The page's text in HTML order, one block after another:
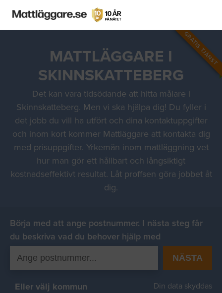
GRATIS TJÄNST
MATTLÄGGARE I
SKINNSKATTEBERG
Det kan vara tidsödande att hitta målare i
Skinnskatteberg. Men vi ska hjälpa dig! Du fyller i
det jobb du vill ha utfört och dina kontaktuppgifter
och inom kort kommer Mattläggare att kontakta dig
med prisuppgifter. Yrkemän inom mattläggning vet
hur man gör ett hållbart och långsiktigt
kostnadseffektivt resultat. Låt proffsen göra jobbet åt
dig.
Börja med att ange postnummer. I nästa steg får
du beskriva vad du behover hjälp med
NÄSTA
Eller välj kommun Din data skyddas